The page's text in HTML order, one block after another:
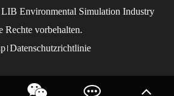
Environmental Simulation Industry
Rechte vorbehalten.
Datenschutzrichtlinie